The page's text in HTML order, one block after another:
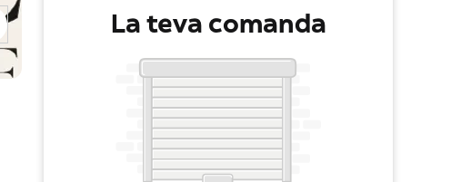
La teva comanda